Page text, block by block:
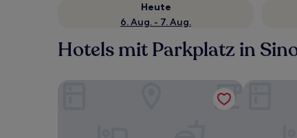
Heute
6. Aug. - 7. Aug.
Hotels mit Parkplatz in